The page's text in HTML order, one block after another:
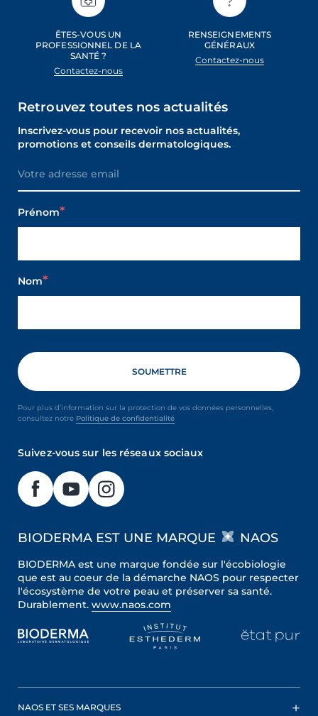
ÊTES-VOUS UN
PROFESSIONNEL DE LA
SANTÉ ?
Contactez-nous
RENSEIGNEMENTS
GÉNÉRAUX
Contactez-nous
Retrouvez toutes nos actualités
Inscrivez-vous pour recevoir nos actualités,
promotions et conseils dermatologiques.
Prénom
Nom
Pour plus d’information sur la protection de vos données personnelles,
consultez notre Politique de confidentialité
Suivez-vous sur les réseaux sociaux
BIODERMA EST UNE MARQUE NAOS
BIODERMA est une marque fondée sur l'écobiologie
que est au coeur de la démarche NAOS pour respecter
l'écosystème de votre peau et préserver sa santé.
Durablement. www.naos.com
NAOS ET SES MARQUES